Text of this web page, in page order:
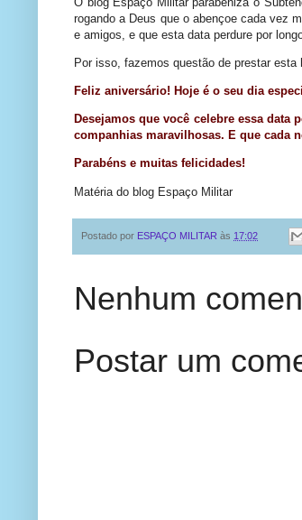
rogando a Deus que o abençoe cada vez
e amigos, e que esta data perdure por
Por isso, fazemos questão de prestar esta
Feliz aniversário! Hoje é o seu dia
Desejamos que você celebre essa
companhias maravilhosas. E que cada
Parabéns e muitas felicidades!
Matéria do blog Espaço Militar
Postado por ESPAÇO MILITAR às 17:02
Nenhum
Postar um